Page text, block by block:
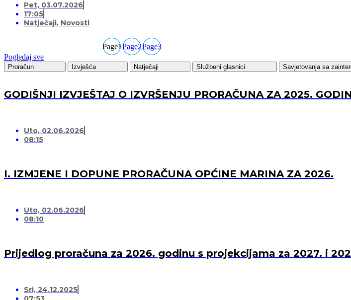
Pet, 03.07.2026
17:05
Natječaji, Novosti
Page1Page2Page3
Pogledaj sve
Proračun Izvješća Natječaji Službeni glasnici
GODIŠNJI IZVJEŠTAJ O IZVRŠENJU PRORAČUNA ZA 2025.
Uto, 02.06.2026
08:15
I. IZMJENE I DOPUNE PRORAČUNA OPĆINE MARINA ZA 2026.
Uto, 02.06.2026
08:10
Prijedlog proračuna za 2026. godinu s projekcijama za 2027. i
Sri, 24.12.2025